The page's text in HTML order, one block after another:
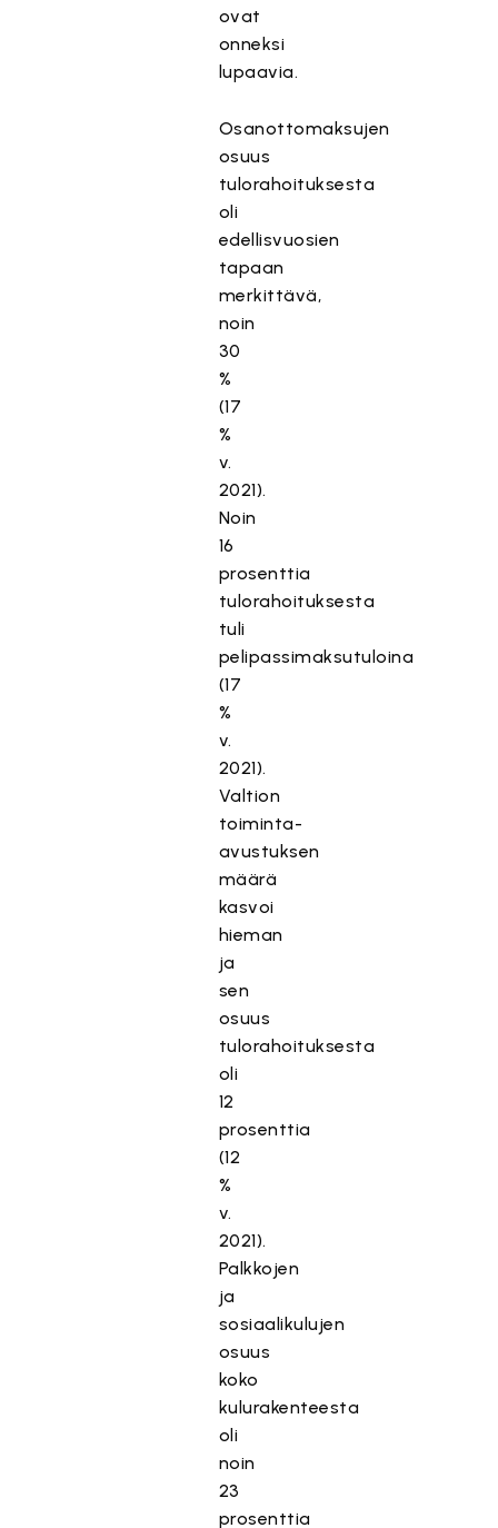
ovat
onneksi
lupaavia.
Osanottomaksujen
osuus
tulorahoituksesta
oli
edellisvuosien
tapaan
merkittävä,
noin
30
%
(17
%
v.
2021).
Noin
16
prosenttia
tulorahoituksesta
tuli
pelipassimaksutuloina
(17
%
v.
2021).
Valtion
toiminta-
avustuksen
määrä
kasvoi
hieman
ja
sen
osuus
tulorahoituksesta
oli
12
prosenttia
(12
%
v.
2021).
Palkkojen
ja
sosiaalikulujen
osuus
koko
kulurakenteesta
oli
noin
23
prosenttia